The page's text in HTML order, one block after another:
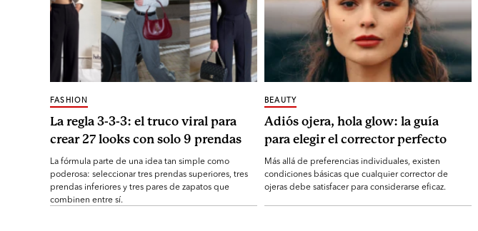
La regla 3-3-3: el truco viral para
crear 27 looks con solo 9 prendas
FASHION
La fórmula parte de una idea tan simple como
poderosa: seleccionar tres prendas superiores, tres
prendas inferiores y tres pares de zapatos que
combinen entre sí.
Adiós ojera, hola glow: la guía
para elegir el corrector perfecto
BEAUTY
Más allá de preferencias individuales, existen
condiciones básicas que cualquier corrector de
ojeras debe satisfacer para considerarse eficaz.